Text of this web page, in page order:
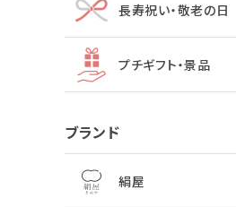
長寿祝い・敬老の日
プチギフト・景品
ブランド
絹屋